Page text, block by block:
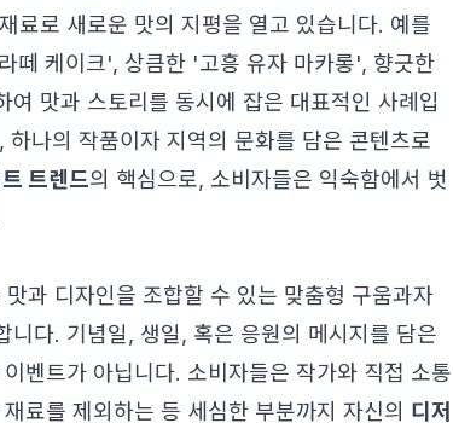
료로 새로운 맛의 지평을 열고 있습니다. 예를
떼 케이크', 상큼한 '고흥 유자 마카롱', 향긋한
맛과 스토리를 동시에 잡은 대표적인 사례입
나의 작품이자 지역의 문화를 담은 콘텐츠로
트렌드의 핵심으로, 소비자들은 익숙함에서 벗
과 디자인을 조합할 수 있는 맞춤형 구움과자
다. 기념일, 생일, 혹은 응원의 메시지를 담은
벤트가 아닙니다. 소비자들은 작가와 직접 소통
료를 제외하는 등 세심한 부분까지 자신의 디저